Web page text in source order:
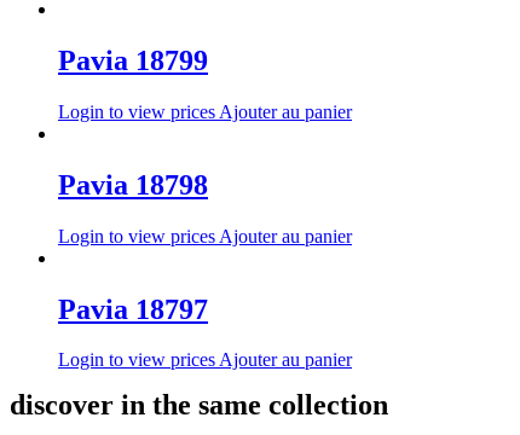
Pavia 18799
Login to view prices Ajouter au panier
Pavia 18798
Login to view prices Ajouter au panier
Pavia 18797
Login to view pricesAjouter au panier
discover in the same collection